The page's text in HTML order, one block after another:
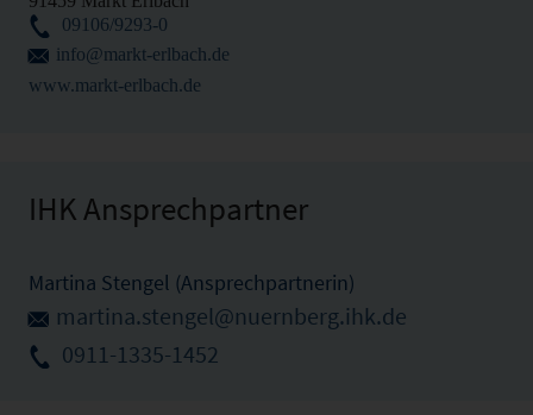
09106/9293-0
info@markt-erlbach.de
www.markt-erlbach.de
IHK Ansprechpartner
Martina Stengel (Ansprechpartnerin)
martina.stengel@nuernberg.ihk.de
0911-1335-1452